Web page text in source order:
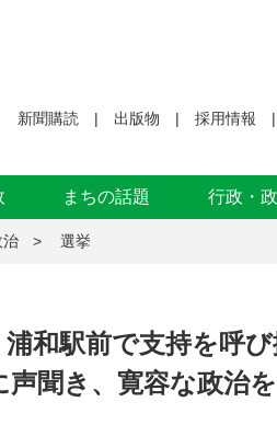
新聞購読 出版物 採用情報
まちの話題 行政・
治 選挙
浦和駅前で支持を呼
聞き、寛容な政治を